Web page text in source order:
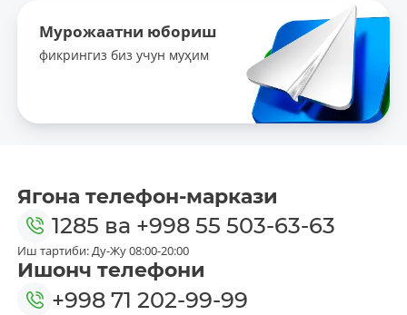
Мурожаатни юбориш
фикрингиз биз учун муҳим
Ягона телефон-маркази
1285 ва +998 55 503-63-63
Иш тартиби: Ду-Жу 08:00-20:00
Ишонч телефони
+998 71 202-99-99